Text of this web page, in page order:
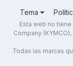
Tema
Esta web no tiene
Company
Todas las marcas